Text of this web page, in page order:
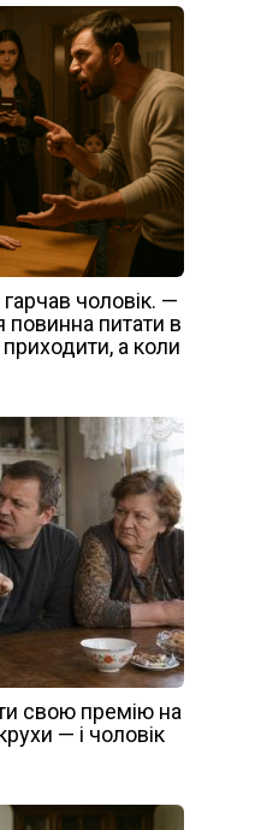
чоловік. —
питати в
а коли
свою премію на
— і чоловік